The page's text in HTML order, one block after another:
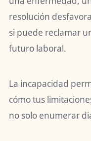
resolución
si puede reclamar
futuro laboral.
La incapacidad
cómo tus
no solo enumerar